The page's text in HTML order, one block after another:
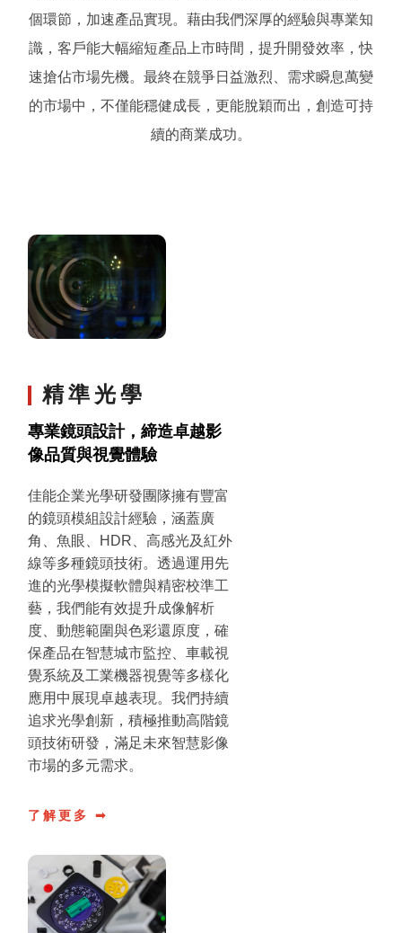
個環節，加速產品實現。藉由我們深厚的經驗與專業知
識，客戶能大幅縮短產品上市時間，提升開發效率，快
速搶佔市場先機。最終在競爭日益激烈、需求瞬息萬變
的市場中，不僅能穩健成長，更能脫穎而出，創造可持
續的商業成功。
精準光學
專業鏡頭設計，締造卓越影
像品質與視覺體驗
佳能企業光學研發團隊擁有豐富
的鏡頭模組設計經驗，涵蓋廣
角、魚眼、HDR、高感光及紅外
線等多種鏡頭技術。透過運用先
進的光學模擬軟體與精密校準工
藝，我們能有效提升成像解析
度、動態範圍與色彩還原度，確
保產品在智慧城市監控、車載視
覺系統及工業機器視覺等多樣化
應用中展現卓越表現。我們持續
追求光學創新，積極推動高階鏡
頭技術研發，滿足未來智慧影像
市場的多元需求。
了解更多 ➟